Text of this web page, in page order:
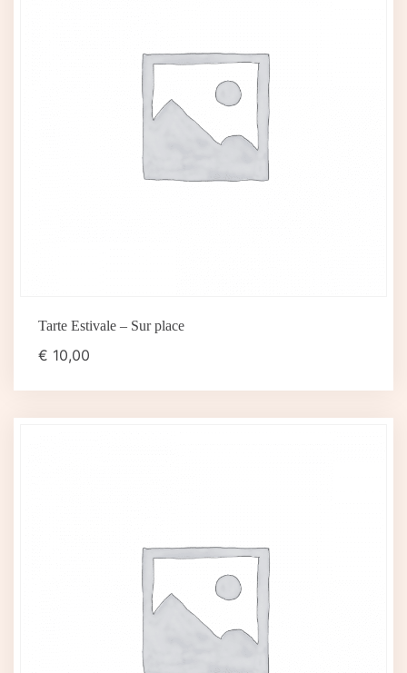
Tarte Estivale – Sur place
€ 10,00